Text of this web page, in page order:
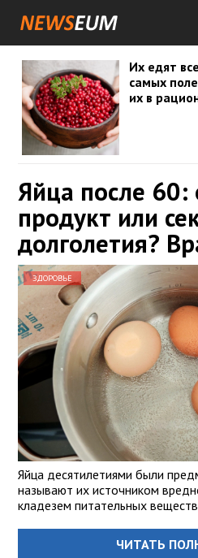
Их едят
самых
их в
Яйца после 60:
продукт или
долголетия?
ЗДОРОВЬЕ
Яйца десятилетиями были
называют их источником
кладезем питательных
ЧИТАТЬ